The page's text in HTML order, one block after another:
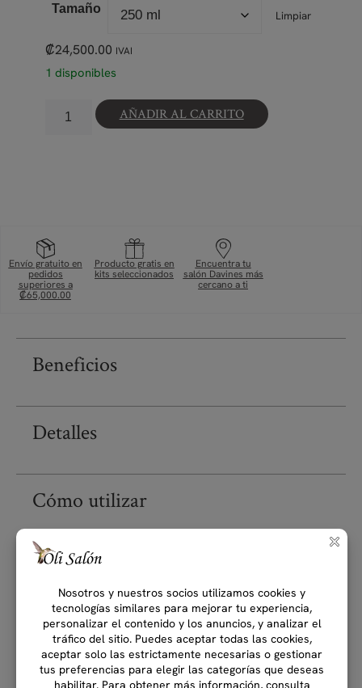
Tamaño
Limpiar
₡24,500.00 IVAI
1 disponibles
AÑADIR AL CARRITO
Envío gratuito en
pedidos
superiores a
₡65,000.00
Producto gratis en
kits seleccionados
Encuentra tu
salón Davines más
cercano a ti
Beneficios
Detalles
Cómo utilizar
Ingredientes
Complete su rutina...